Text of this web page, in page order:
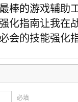
棒的游戏辅助
化指南让我在
会的技能强化
必填